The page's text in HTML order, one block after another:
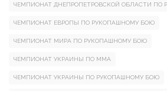
ЧЕМПИОНАТ ДНЕПРОПЕТРОВСКОЙ ОБЛАСТИ ПО
ЧЕМПИОНАТ ЕВРОПЫ ПО РУКОПАШНОМУ БОЮ
ЧЕМПИОНАТ МИРА ПО РУКОПАШНОМУ БОЮ
ЧЕМПИОНАТ УКРАИНЫ ПО ММА
ЧЕМПИОНАТ УКРАИНЫ ПО РУКОПАШНОМУ БОЮ